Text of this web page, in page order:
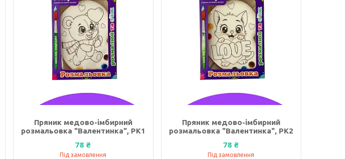
Пряник медово-імбирний
розмальовка "Валентинка", РК1
78 ₴
Під замовлення
Пряник медово-імбирний
розмальовка "Валентинка", РК2
78 ₴
Під замовлення